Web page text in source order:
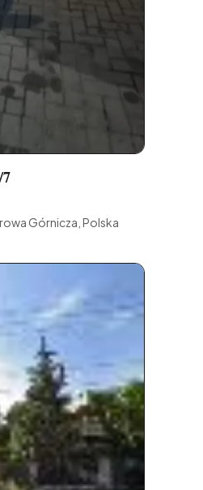
Górnicza, Polska